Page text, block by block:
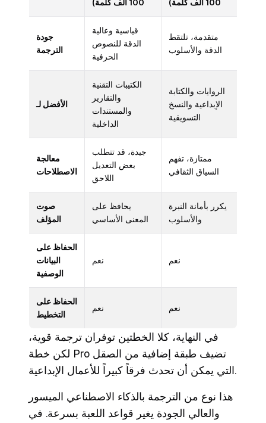
100 ألف كلمة) 100 ألف كلمة)
جودة
الترجمة
قياسية وعالية
الدقة للنصوص
الحرفية
متقدمة، تلتقط
الدقة والأسلوب
الأفضل لـ
الكتيبات التقنية
والتقارير
والمستندات
الداخلية
الروايات والكتابة
الإبداعية والنسخ
التسويقية
معالجة
الاصطلاحات
جيدة، قد تتطلب
بعض التعديل
اللاحق
ممتازة، تفهم
السياق الثقافي
صوت
المؤلف
يحافظ على
المعنى الأساسي
يكرر بأمانة النبرة
والأسلوب
الحفاظ على
البيانات
الوصفية
نعم نعم
الحفاظ على
التخطيط
نعم نعم
في النهاية، كلا الخطتين توفران ترجمة قوية،
لكن خطة Pro تضيف طبقة إضافية من الصقل
التي يمكن أن تحدث فرقاً كبيراً للأعمال الإبداعية.
هذا نوع من الترجمة بالذكاء الاصطناعي الميسور
والعالي الجودة يغير قواعد اللعبة بسرعة. في